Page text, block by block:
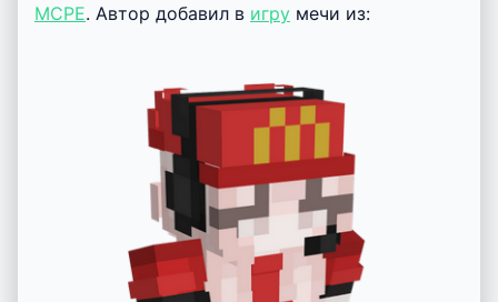
MCPE. Автор добавил в игру мечи из: